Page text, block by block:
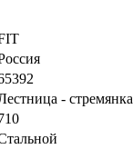
- стремянка